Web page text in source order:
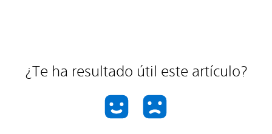
¿Te ha resultado útil este artículo?